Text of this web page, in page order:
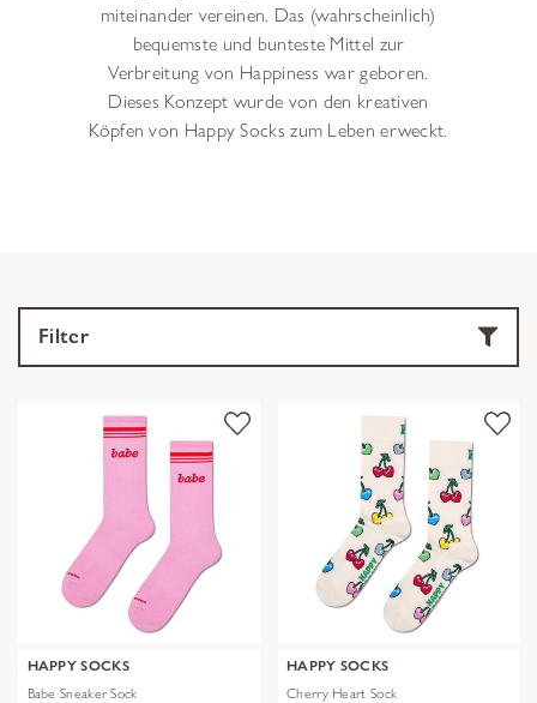
miteinander vereinen. Das (wahrscheinlich)
bequemste und bunteste Mittel zur
Verbreitung von Happiness war geboren.
Dieses Konzept wurde von den kreativen
Köpfen von Happy Socks zum Leben erweckt.
Filter
HAPPY SOCKS
Babe Sneaker Sock
HAPPY SOCKS
Cherry Heart Sock